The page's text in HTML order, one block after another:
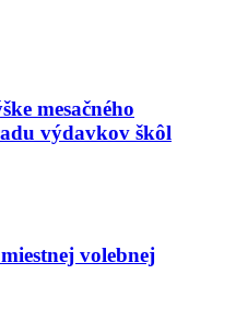
mesačného
výdavkov škôl
volebnej